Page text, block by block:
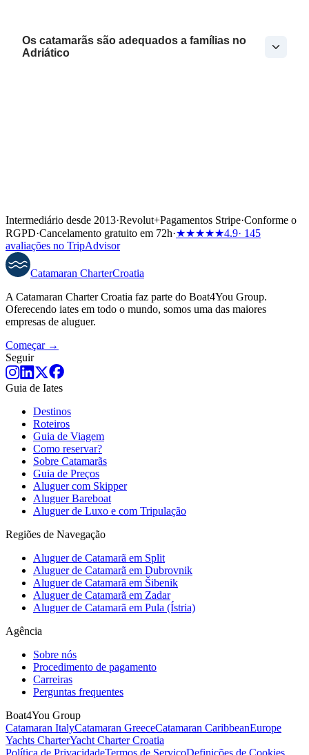
Os catamarãs são adequados a famílias no
Adriático
Intermediário desde 2013·Revolut+Pagamentos Stripe·Conforme o
RGPD·Cancelamento gratuito em 72h·★★★★★4.9· 145
avaliações no TripAdvisor
Catamaran CharterCroatia
A Catamaran Charter Croatia faz parte do Boat4You Group.
Oferecendo iates em todo o mundo, somos uma das maiores
empresas de aluguer.
Começar →
Seguir
Guia de Iates
Destinos
Roteiros
Guia de Viagem
Como reservar?
Sobre Catamarãs
Guia de Preços
Aluguer com Skipper
Aluguer Bareboat
Aluguer de Luxo e com Tripulação
Regiões de Navegação
Aluguer de Catamarã em Split
Aluguer de Catamarã em Dubrovnik
Aluguer de Catamarã em Šibenik
Aluguer de Catamarã em Zadar
Aluguer de Catamarã em Pula (Ístria)
Agência
Sobre nós
Procedimento de pagamento
Carreiras
Perguntas frequentes
Boat4You Group
Catamaran ItalyCatamaran GreeceCatamaran CaribbeanEurope
Yachts CharterYacht Charter Croatia